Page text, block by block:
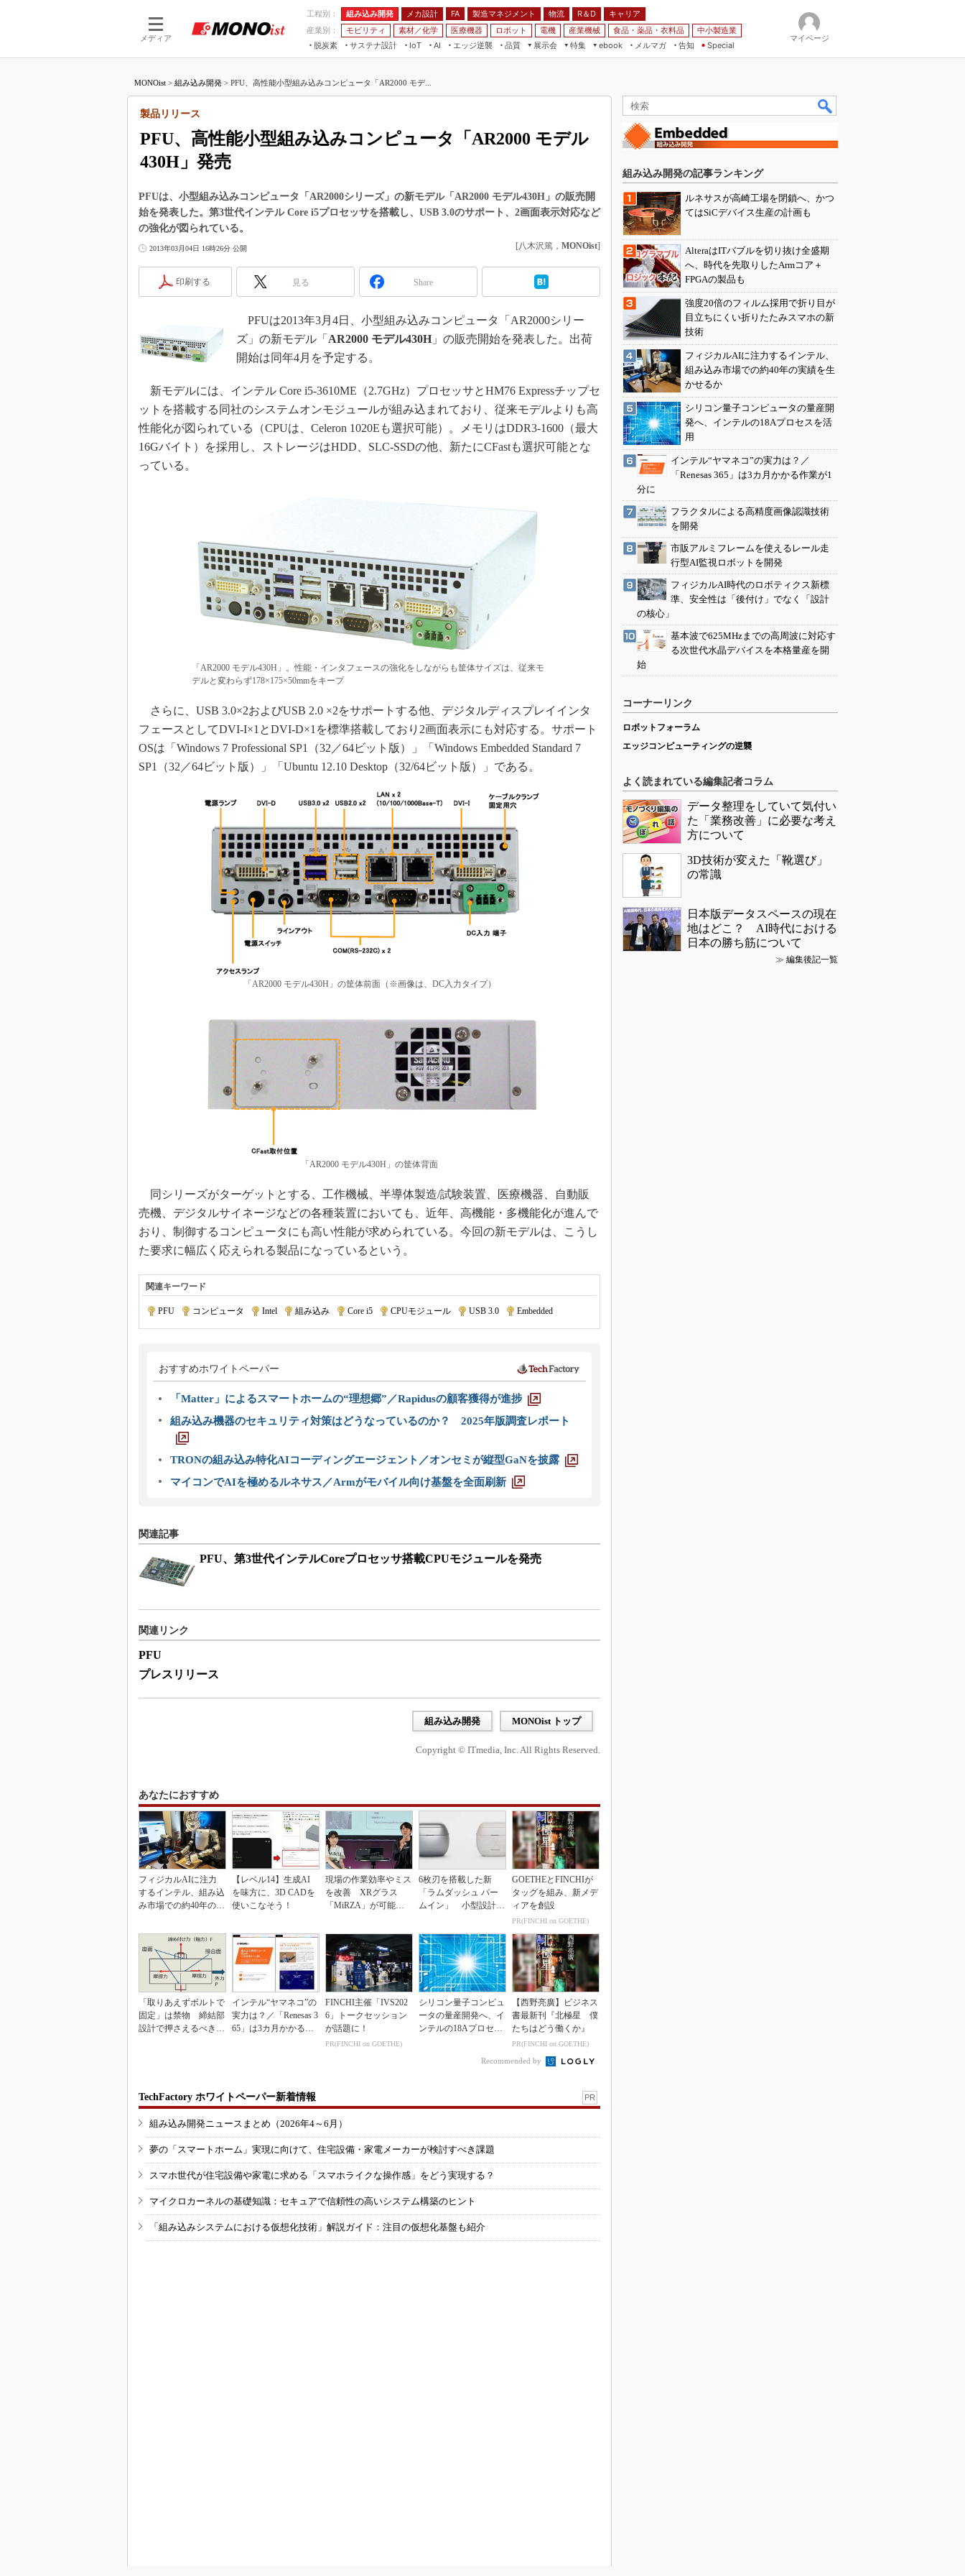
メディア
工程別： 組み込み開発 メカ設計 FA 製造マネジメント 物流 R＆D
キャリア
産業別：
モビリティ 素材／化学 医療機器 ロボット 電機 産業機械 食品・薬品・衣料品
中小製造業
脱炭素
サステナ設計
IoT
つながる工場
AI
AI×設備保全
エッジ逆襲 品質
展示会
JIMTOF
IIFES
TECHNO-FRONTIER
EdgeTech+
AUTOMOTIVE WORLD
産業オープンネット展
特集
つながるクルマ
フィールドサービス
組み込み画像技術
組み込みモデリング
ISO26262
3Dプリンタ
インダストリー4.0
イノベーション
知財マネジメント
グローバル設計・開発
制御セキュリティ
新型コロナへの対応
ebook
メルマガ
告知 Special
マイページ
MONOist > 組み込み開発 > PFU、高性能小型組み込みコンピュータ「AR2000 モデ...
PFU、高性能小型組み込みコンピュータ「AR2000 モデル
430H」発売
製品リリース
PFUは、小型組み込みコンピュータ「AR2000シリーズ」の新モデル「AR2000 モデル430H」の販売開
始を発表した。第3世代インテル Core i5プロセッサを搭載し、USB 3.0のサポート、2画面表示対応など
の強化が図られている。
2013年03月04日 16時26分 公開 [八木沢篤， MONOist]
印刷する 見る Share
PFUは2013年3月4日、小型組み込みコンピュータ「AR2000シリー
ズ」の新モデル「 AR2000 モデル430H 」の販売開始を発表した。出荷
開始は同年4月を予定する。
新モデルには、インテル Core i5-3610ME（2.7GHz）プロセッサとHM76 Expressチップセ
ットを搭載する同社のシステムオンモジュールが組み込まれており、従来モデルよりも高
性能化が図られている（CPUは、Celeron 1020Eも選択可能）。メモリはDDR3-1600（最大
16Gバイト）を採用し、ストレージはHDD、SLC-SSDの他、新たにCFastも選択可能とな
っている。
「AR2000 モデル430H」。性能・インタフェースの強化をしながらも筐体サイズは、従来モ
デルと変わらず178×175×50mmをキープ
さらに、USB 3.0×2およびUSB 2.0 ×2をサポートする他、デジタルディスプレイインタ
フェースとしてDVI-I×1とDVI-D×1を標準搭載しており2画面表示にも対応する。サポート
OSは「Windows 7 Professional SP1（32／64ビット版）」「Windows Embedded Standard 7
SP1（32／64ビット版）」「Ubuntu 12.10 Desktop（32/64ビット版）」である。
「AR2000 モデル430H」の筐体前面（※画像は、DC入力タイプ）
「AR2000 モデル430H」の筐体背面
同シリーズがターゲットとする、工作機械、半導体製造/試験装置、医療機器、自動販
売機、デジタルサイネージなどの各種装置においても、近年、高機能・多機能化が進んで
おり、制御するコンピュータにも高い性能が求められている。今回の新モデルは、こうし
た要求に幅広く応えられる製品になっているという。
関連キーワード
PFU コンピュータ Intel 組み込み Core i5 CPUモジュール USB 3.0 Embedded
おすすめホワイトペーパー
「Matter」によるスマートホームの“理想郷”／Rapidusの顧客獲得が進捗
組み込み機器のセキュリティ対策はどうなっているのか？ 2025年版調査レポート
TRONの組み込み特化AIコーディングエージェント／オンセミが縦型GaNを披露
マイコンでAIを極めるルネサス／Armがモバイル向け基盤を全面刷新
関連記事
PFU、第3世代インテルCoreプロセッサ搭載CPUモジュールを発売
関連リンク
PFU
プレスリリース
組み込み開発 MONOist トップ
Copyright © ITmedia, Inc. All Rights Reserved.
あなたにおすすめ
フィジカルAIに注力
するインテル、組み込
み市場での約40年の実
【レベル14】生成AI
を味方に、3D CADを
使いこなそう！
現場の作業効率やミス
を改善 XRグラス
「MiRZA」が可能に
の...
6枚刃を搭載した新
「ラムダッシュ パー
ムイン」 小型設計と
GOETHEとFINCHIが
タッグを組み、新メデ
ィアを創設
PR(FINCHI on GOETHE)
「取りあえずボルトで
固定」は禁物 締結部
設計で押さえるべき基
インテル“ヤマネコ”の
実力は？／「Renesas 3
65」は3カ月かかる作
FINCHI主催「IVS202
6」トークセッション
が話題に！
PR(FINCHI on GOETHE)
シリコン量子コンピュ
ータの量産開発へ、イ
ンテルの18Aプロセス
【西野亮廣】ビジネス
書最新刊『北極星 僕
たちはどう働くか』
PR(FINCHI on GOETHE)
Recommended by
TechFactory ホワイトペーパー新着情報 PR
組み込み開発ニュースまとめ（2026年4～6月）
夢の「スマートホーム」実現に向けて、住宅設備・家電メーカーが検討すべき課題
スマホ世代が住宅設備や家電に求める「スマホライクな操作感」をどう実現する？
マイクロカーネルの基礎知識：セキュアで信頼性の高いシステム構築のヒント
「組み込みシステムにおける仮想化技術」解説ガイド：注目の仮想化基盤も紹介
組み込み開発の記事ランキング
ルネサスが高崎工場を閉鎖へ、かつ
てはSiCデバイス生産の計画も
AlteraはITバブルを切り抜け全盛期
へ、時代を先取りしたArmコア＋
FPGAの製品も
強度20倍のフィルム採用で折り目が
目立ちにくい折りたたみスマホの新
技術
フィジカルAIに注力するインテル、
組み込み市場での約40年の実績を生
かせるか
シリコン量子コンピュータの量産開
発へ、インテルの18Aプロセスを活
用
インテル“ヤマネコ”の実力は？／
「Renesas 365」は3カ月かかる作業が1
分に
フラクタルによる高精度画像認識技術
を開発
市販アルミフレームを使えるレール走
行型AI監視ロボットを開発
フィジカルAI時代のロボティクス新標
準、安全性は「後付け」でなく「設計
の核心」
基本波で625MHzまでの高周波に対応す
る次世代水晶デバイスを本格量産を開
始
コーナーリンク
ロボットフォーラム
エッジコンピューティングの逆襲
よく読まれている編集記者コラム
データ整理をしていて気付い
た「業務改善」に必要な考え
方について
3D技術が変えた「靴選び」
の常識
日本版データスペースの現在
地はどこ？ AI時代における
日本の勝ち筋について
≫ 編集後記一覧